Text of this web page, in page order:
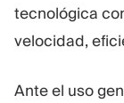
tecnológica
velocidad,
Ante el uso